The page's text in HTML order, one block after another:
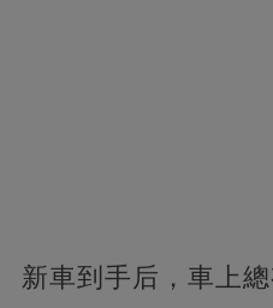
新車到手后，車上